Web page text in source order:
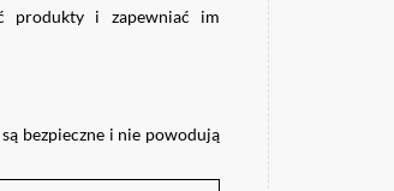
produkty i zapewniać im
bezpieczne i nie powodują